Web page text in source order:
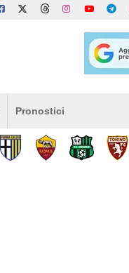
Pronostici